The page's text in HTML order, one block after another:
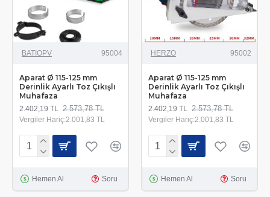
BATIOPV 95004
Aparat Ø 115-125 mm
Derinlik Ayarlı Toz Çıkışlı
Muhafaza
2.402,19 TL 2.573,78 TL
Vergiler Hariç:2.001,83 TL
Hemen Al Soru
HERZO 95002
Aparat Ø 115-125 mm
Derinlik Ayarlı Toz Çıkışlı
Muhafaza
2.402,19 TL 2.573,78 TL
Vergiler Hariç:2.001,83 TL
Hemen Al Soru